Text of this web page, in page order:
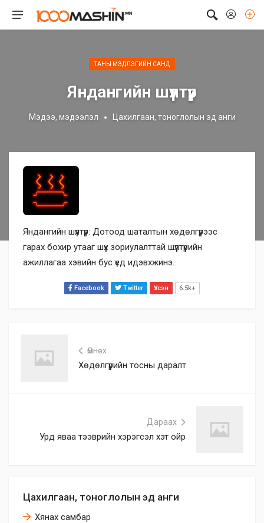
ТАНЫ МЭДЛЭГИЙН САНД
Яндангийн шүүлтүүр
Мэдээ, мэдээлэл Цахилгаан, тоноглолын эд анги
Цахилгаан, тоноглолын эд анги
Хянах самбар
Яндангийн шүүлтүүр: Дотоод шаталтын хөдөлгүүрээс
гарах бохир утааг шүүх зориулалттай шүүлтүүрийн
ажиллагаа хэвийн бус үед идэвхжинэ.
Facebook Twitter Үзсэн 6.5k+
Өмнөх
Хөдөлгүүрийн тосны даралт
Дараах
Урд яваа тээврийн хэрэгсэл хэт ойр